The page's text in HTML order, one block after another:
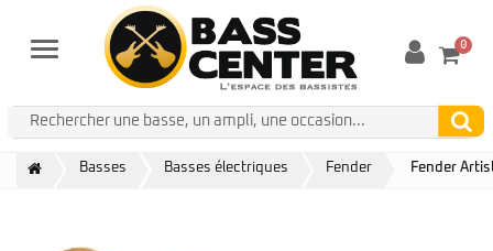
Menu 0
Basses Basses électriques Fender Fender